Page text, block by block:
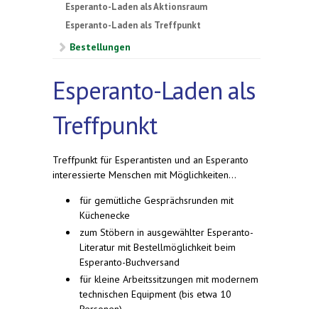
Esperanto-Laden als Aktionsraum
Esperanto-Laden als Treffpunkt
Bestellungen
Esperanto-Laden als
Treffpunkt
Treffpunkt für Esperantisten und an Esperanto
interessierte Menschen mit Möglichkeiten...
für gemütliche Gesprächsrunden mit
Küchenecke
zum Stöbern in ausgewählter Esperanto-
Literatur mit Bestellmöglichkeit beim
Esperanto-Buchversand
für kleine Arbeitssitzungen mit modernem
technischen Equipment (bis etwa 10